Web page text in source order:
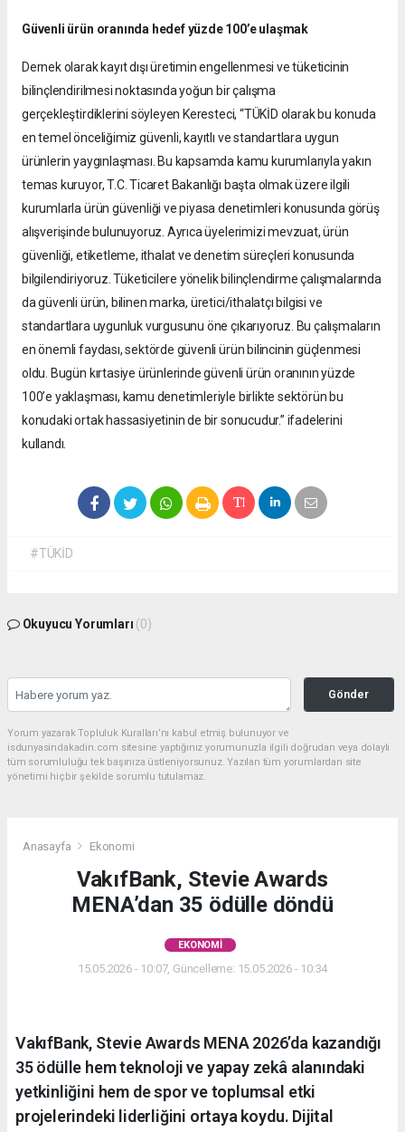
Güvenli ürün oranında hedef yüzde 100’e ulaşmak
Dernek olarak kayıt dışı üretimin engellenmesi ve tüketicinin
bilinçlendirilmesi noktasında yoğun bir çalışma
gerçekleştirdiklerini söyleyen Keresteci, “TÜKİD olarak bu konuda
en temel önceliğimiz güvenli, kayıtlı ve standartlara uygun
ürünlerin yaygınlaşması. Bu kapsamda kamu kurumlarıyla yakın
temas kuruyor, T.C. Ticaret Bakanlığı başta olmak üzere ilgili
kurumlarla ürün güvenliği ve piyasa denetimleri konusunda görüş
alışverişinde bulunuyoruz. Ayrıca üyelerimizi mevzuat, ürün
güvenliği, etiketleme, ithalat ve denetim süreçleri konusunda
bilgilendiriyoruz. Tüketicilere yönelik bilinçlendirme çalışmalarında
da güvenli ürün, bilinen marka, üretici/ithalatçı bilgisi ve
standartlara uygunluk vurgusunu öne çıkarıyoruz. Bu çalışmaların
en önemli faydası, sektörde güvenli ürün bilincinin güçlenmesi
oldu. Bugün kırtasiye ürünlerinde güvenli ürün oranının yüzde
100’e yaklaşması, kamu denetimleriyle birlikte sektörün bu
konudaki ortak hassasiyetinin de bir sonucudur.” ifadelerini
kullandı.
#TÜKİD
Okuyucu Yorumları (0)
Gönder
Yorum yazarak Topluluk Kuralları’nı kabul etmiş bulunuyor ve
isdunyasindakadin.com sitesine yaptığınız yorumunuzla ilgili doğrudan veya dolaylı
tüm sorumluluğu tek başınıza üstleniyorsunuz. Yazılan tüm yorumlardan site
yönetimi hiçbir şekilde sorumlu tutulamaz.
Anasayfa Ekonomi
VakıfBank, Stevie Awards
MENA’dan 35 ödülle döndü
EKONOMI
15.05.2026 - 10:07, Güncelleme: 15.05.2026 - 10:34
VakıfBank, Stevie Awards MENA 2026’da kazandığı
35 ödülle hem teknoloji ve yapay zekâ alanındaki
yetkinliğini hem de spor ve toplumsal etki
projelerindeki liderliğini ortaya koydu. Dijital